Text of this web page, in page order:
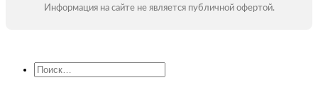
Информация на сайте не является публичной офертой.
Искать: